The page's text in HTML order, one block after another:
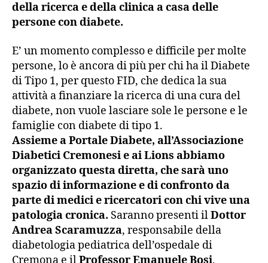
della ricerca e della clinica a casa delle
persone con diabete.
E’ un momento complesso e difficile per molte
persone, lo è ancora di più per chi ha il Diabete
di Tipo 1, per questo FID, che dedica la sua
attività a finanziare la ricerca di una cura del
diabete, non vuole lasciare sole le persone e le
famiglie con diabete di tipo 1.
Assieme a Portale Diabete, all’Associazione
Diabetici Cremonesi e ai Lions abbiamo
organizzato questa diretta, che sarà uno
spazio di informazione e di confronto da
parte di medici e ricercatori con chi vive una
patologia cronica. Saranno presenti ilDottor
Andrea Scaramuzza, responsabile della
diabetologia pediatrica dell’ospedale di
Cremona e ilProfessor Emanuele Bosi,